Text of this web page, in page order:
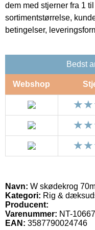
dem med stjerner fra 1
sortimentstørrelse,
betingelser,
Bedst
Webshop
Navn: W skødekrog
Kategori: Rig &
Producent:
Varenummer: NT-
EAN: 3587790024746